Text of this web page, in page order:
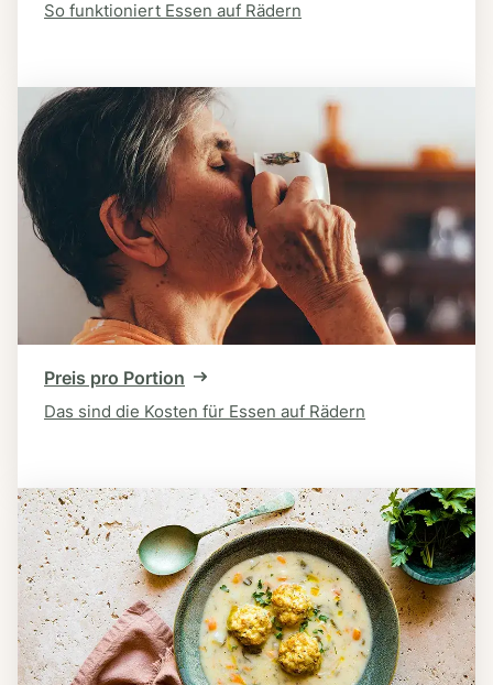
So funktioniert Essen auf Rädern
Preis pro Portion
Das sind die Kosten für Essen auf Rädern